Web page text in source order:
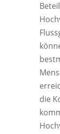
die